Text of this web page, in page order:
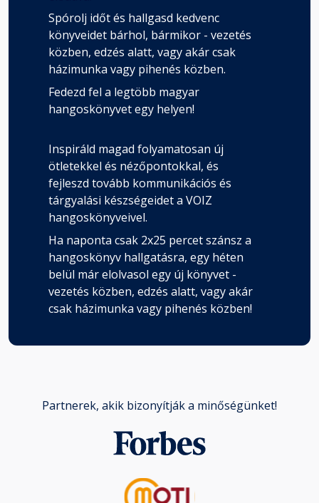
Spórolj időt és hallgasd kedvenc
könyveidet bárhol, bármikor - vezetés
közben, edzés alatt, vagy akár csak
házimunka vagy pihenés közben.
Fedezd fel a legtöbb magyar
hangoskönyvet egy helyen!
Inspiráld magad folyamatosan új
ötletekkel és nézőpontokkal, és
fejleszd tovább kommunikációs és
tárgyalási készségeidet a VOIZ
hangoskönyveivel.
Ha naponta csak 2x25 percet szánsz a
hangoskönyv hallgatásra, egy héten
belül már elolvasol egy új könyvet -
vezetés közben, edzés alatt, vagy akár
csak házimunka vagy pihenés közben!
Partnerek, akik bizonyítják a minőségünket!